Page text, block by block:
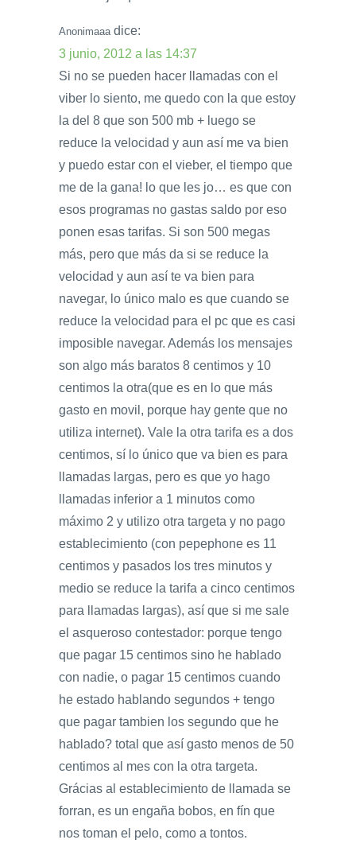
Anonimaaa dice:
3 junio, 2012 a las 14:37
Si no se pueden hacer llamadas con el
viber lo siento, me quedo con la que estoy
la del 8 que son 500 mb + luego se
reduce la velocidad y aun así me va bien
y puedo estar con el vieber, el tiempo que
me de la gana! lo que les jo… es que con
esos programas no gastas saldo por eso
ponen esas tarifas. Si son 500 megas
más, pero que más da si se reduce la
velocidad y aun así te va bien para
navegar, lo único malo es que cuando se
reduce la velocidad para el pc que es casi
imposible navegar. Además los mensajes
son algo más baratos 8 centimos y 10
centimos la otra(que es en lo que más
gasto en movil, porque hay gente que no
utiliza internet). Vale la otra tarifa es a dos
centimos, sí lo único que va bien es para
llamadas largas, pero es que yo hago
llamadas inferior a 1 minutos como
máximo 2 y utilizo otra targeta y no pago
establecimiento (con pepephone es 11
centimos y pasados los tres minutos y
medio se reduce la tarifa a cinco centimos
para llamadas largas), así que si me sale
el asqueroso contestador: porque tengo
que pagar 15 centimos sino he hablado
con nadie, o pagar 15 centimos cuando
he estado hablando segundos + tengo
que pagar tambien los segundo que he
hablado? total que así gasto menos de 50
centimos al mes con la otra targeta.
Grácias al establecimiento de llamada se
forran, es un engaña bobos, en fín que
nos toman el pelo, como a tontos.